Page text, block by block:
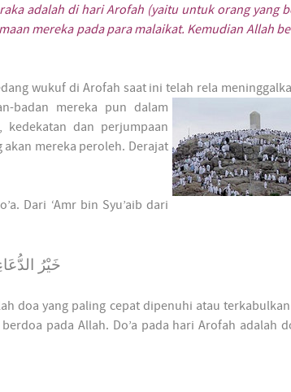
adalah di hari Arofah (yaitu untuk orang yang
mereka pada para malaikat. Kemudian Allah
wukuf di Arofah saat ini telah rela
badan mereka pun dalam
kedekatan dan perjumpaan
akan mereka peroleh. Derajat
Dari ‘Amr bin Syu’aib dari
خَيْرُ
doa yang paling cepat dipenuhi atau
pada Allah. Do’a pada hari Arofah adalah